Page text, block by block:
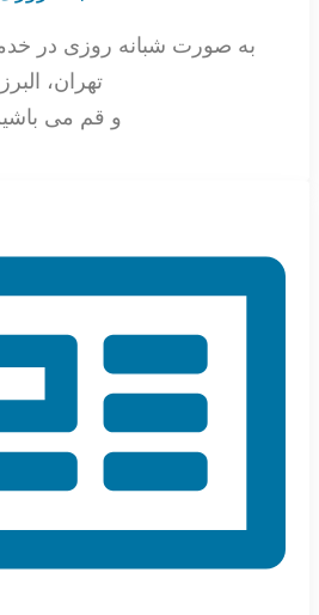
به صورت شبانه روزی در
تهران، البرز
و قم می